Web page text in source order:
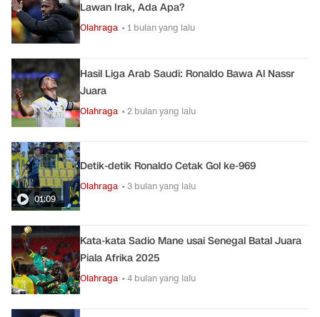
Lawan Irak, Ada Apa?
Olahraga • 1 bulan yang lalu
Hasil Liga Arab Saudi: Ronaldo Bawa Al Nassr
Juara
Olahraga • 2 bulan yang lalu
01:09
Detik-detik Ronaldo Cetak Gol ke-969
Olahraga • 3 bulan yang lalu
Kata-kata Sadio Mane usai Senegal Batal Juara
Piala Afrika 2025
Olahraga • 4 bulan yang lalu